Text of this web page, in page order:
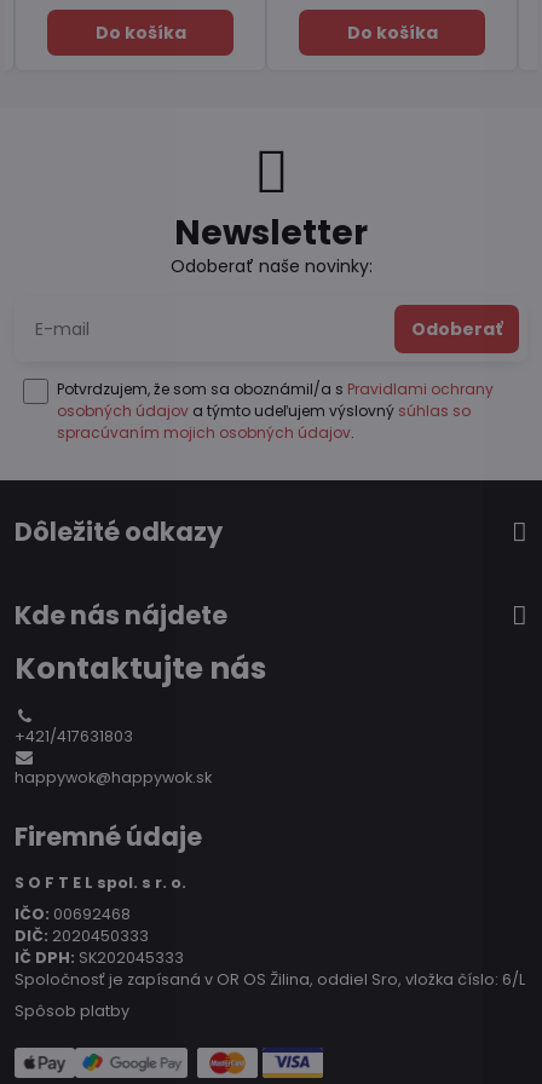
Do košíka Do košíka
Newsletter
Odoberať naše novinky:
Odoberať
Potvrdzujem, že som sa oboznámil/a s Pravidlami ochrany
osobných údajov a týmto udeľujem výslovný súhlas so
spracúvaním mojich osobných údajov.
Dôležité odkazy
Kde nás nájdete
Kontaktujte nás
+421/417631803
happywok@happywok.sk
Firemné údaje
S O F T E L spol. s r. o.
IČO: 00692468
DIČ: 2020450333
IČ DPH: SK202045333
Spoločnosť je zapísaná v OR OS Žilina, oddiel Sro, vložka číslo: 6/L
Spôsob platby